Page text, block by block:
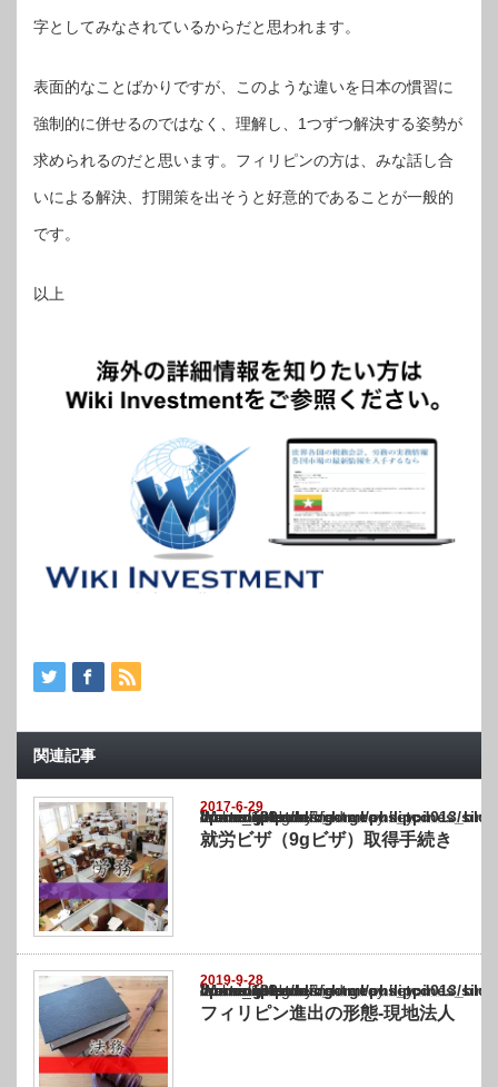
字としてみなされているからだと思われます。
表面的なことばかりですが、このような違いを日本の慣習に
強制的に併せるのではなく、理解し、1つずつ解決する姿勢が
求められるのだと思います。フィリピンの方は、みな話し合
いによる解決、打開策を出そうと好意的であることが一般的
です。
以上
関連記事
2017-6-29
Warning
: Undefined array key "show_category" in
/home/netst/kuno-cpa.co.jp/public_html/philippines_blog/wp-content/themes/
on line183
就労ビザ（9gビザ）取得手続き
2019-9-28
Warning
: Undefined array key "show_category" in
/home/netst/kuno-cpa.co.jp/public_html/philippines_blog/wp-content/themes/
on line183
フィリピン進出の形態-現地法人